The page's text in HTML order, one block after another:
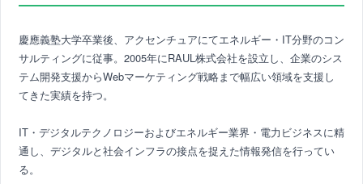
慶應義塾大学卒業後、アクセンチュアにてエネルギー・IT分野のコン
サルティングに従事。2005年にRAUL株式会社を設立し、企業のシス
テム開発支援からWebマーケティング戦略まで幅広い領域を支援し
てきた実績を持つ。
IT・デジタルテクノロジーおよびエネルギー業界・電力ビジネスに精
通し、デジタルと社会インフラの接点を捉えた情報発信を行ってい
る。